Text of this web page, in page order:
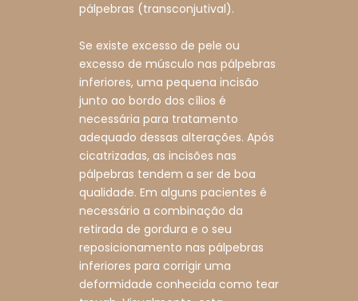
pálpebras (transconjutival).
Se existe excesso de pele ou
excesso de músculo nas pálpebras
inferiores, uma pequena incisão
junto ao bordo dos cílios é
necessária para tratamento
adequado dessas alterações. Após
cicatrizadas, as incisões nas
pálpebras tendem a ser de boa
qualidade. Em alguns pacientes é
necessário a combinação da
retirada de gordura e o seu
reposicionamento nas pálpebras
inferiores para corrigir uma
deformidade conhecida como tear